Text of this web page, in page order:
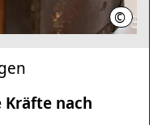
©
Kräfte nach